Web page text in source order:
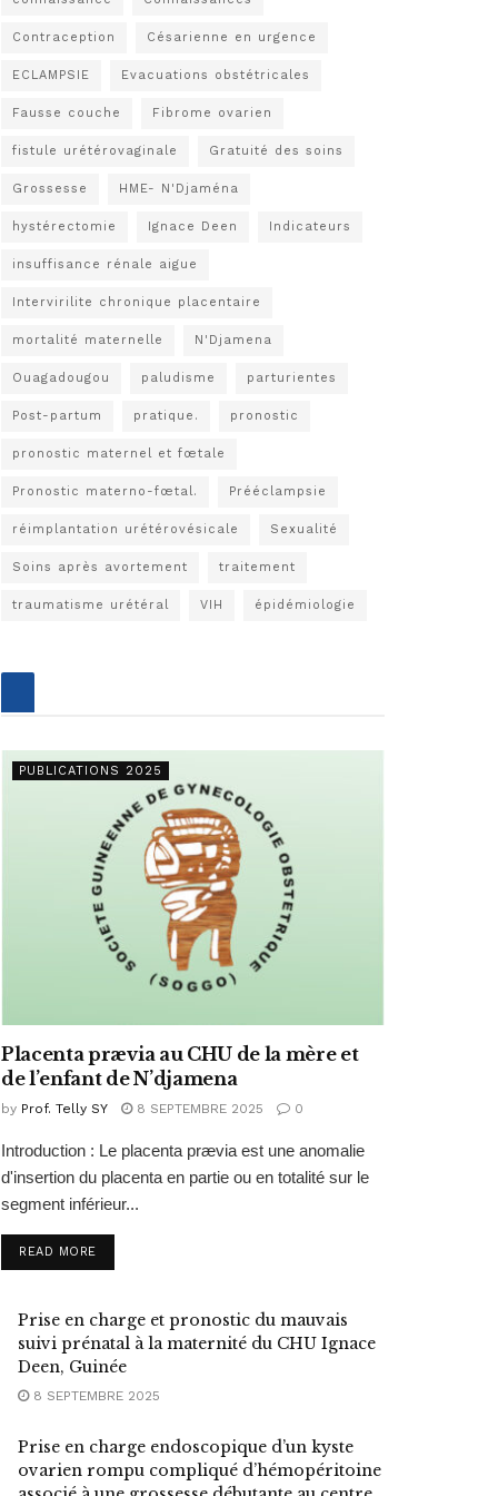
Contraception Césarienne en urgence
ECLAMPSIE Evacuations obstétricales
Fausse couche Fibrome ovarien
fistule urétérovaginale Gratuité des soins
Grossesse HME- N'Djaména
hystérectomie Ignace Deen Indicateurs
insuffisance rénale aigue
Intervirilite chronique placentaire
mortalité maternelle N'Djamena
Ouagadougou paludisme parturientes
Post-partum pratique. pronostic
pronostic maternel et fœtale
Pronostic materno-fœtal. Prééclampsie
réimplantation urétérovésicale Sexualité
Soins après avortement traitement
traumatisme urétéral VIH épidémiologie
PUBLICATIONS 2025
Placenta prævia au CHU de la mère et
de l’enfant de N’djamena
by Prof. Telly SY 8 SEPTEMBRE 2025 0
Introduction : Le placenta prævia est une anomalie
d'insertion du placenta en partie ou en totalité sur le
segment inférieur...
READ MORE
Prise en charge et pronostic du mauvais
suivi prénatal à la maternité du CHU Ignace
Deen, Guinée
8 SEPTEMBRE 2025
Prise en charge endoscopique d’un kyste
ovarien rompu compliqué d’hémopéritoine